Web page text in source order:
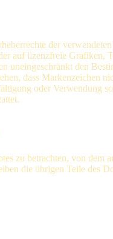
der
auf lizenzfreie
uneingeschränkt den
dass Markenzeichen
oder Verwendung
zu betrachten, von
die übrigen Teile des